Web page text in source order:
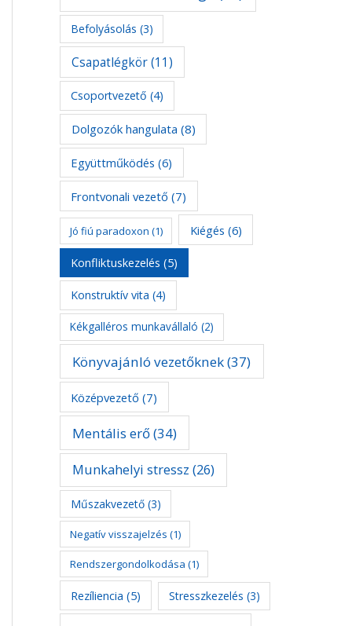
Befolyásolás (3)
Csapatlégkör(11)
Csoportvezető (4)
Dolgozók hangulata (8)
Együttműködés (6)
Frontvonali vezető (7)
Jó fiú paradoxon (1) Kiégés (6)
Konfliktuskezelés (5)
Konstruktív vita (4)
Kékgalléros munkavállaló (2)
Könyvajánló vezetőknek(37)
Középvezető (7)
Mentális erő(34)
Munkahelyi stressz (26)
Műszakvezető(3)
Negatív visszajelzés (1)
Rendszergondolkodása (1)
Rezíliencia (5) Stresszkezelés (3)